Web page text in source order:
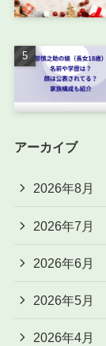
アーカイブ
2026年8月
2026年7月
2026年6月
2026年5月
2026年4月